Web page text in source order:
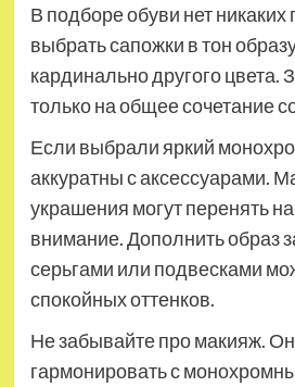
В подборе обуви нет
выбрать сапожки в тон
кардинально другого цвета.
только на общее сочетание
Если выбрали яркий
аккуратны с аксессуарами.
украшения могут перенять
внимание. Дополнить образ
серьгами или подвесками
спокойных оттенков.
Не забывайте про макияж.
гармонировать с